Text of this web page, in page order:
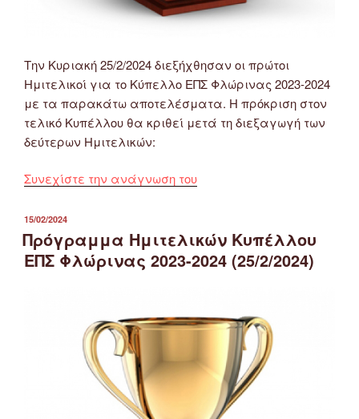
Την Κυριακή 25/2/2024 διεξήχθησαν οι πρώτοι
Ημιτελικοί για το Κύπελλο ΕΠΣ Φλώρινας 2023-2024
με τα παρακάτω αποτελέσματα. Η πρόκριση στον
τελικό Κυπέλλου θα κριθεί μετά τη διεξαγωγή των
δεύτερων Ημιτελικών:
Συνεχίστε την ανάγνωση του“Αποτελέσματα
Κυπέλλου
ΕΠΣ
Φλώρινας
2024”
ΔΗΜΟΣΙΕΎΤΗΚΕ
ΣΤΙΣ
15/02/2024
Πρόγραμμα Ημιτελικών Κυπέλλου
ΕΠΣ Φλώρινας 2023-2024 (25/2/2024)